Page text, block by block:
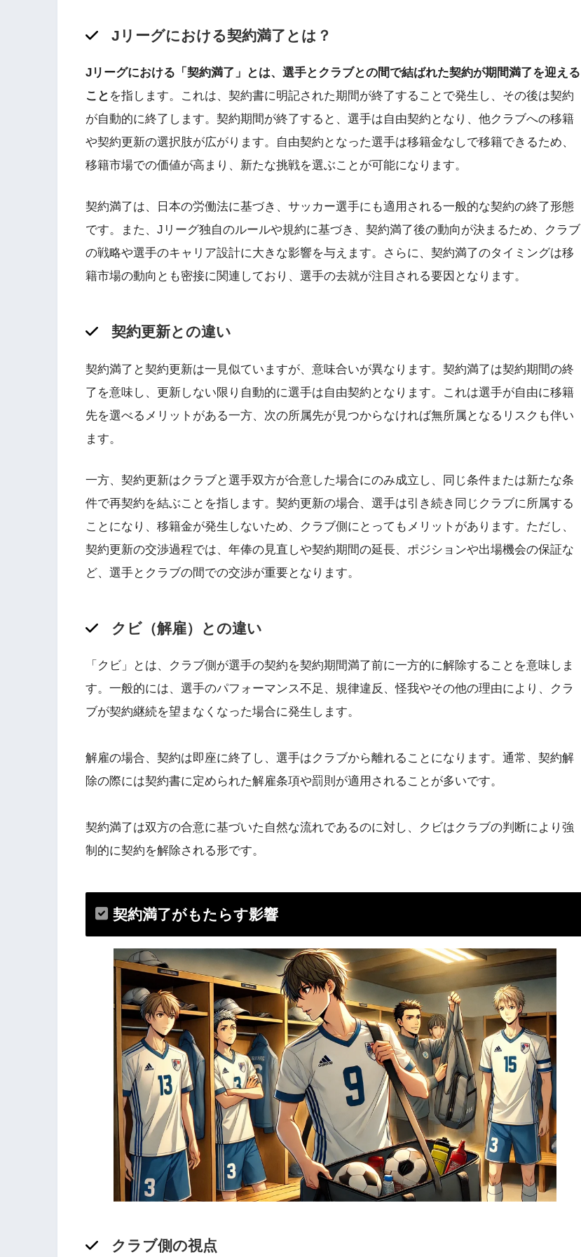
Jリーグにおける契約満了とは？
Jリーグにおける「契約満了」とは、選手とクラブとの間で結ばれた契約が期間満了を迎える
こと を指します。これは、契約書に明記された期間が終了することで発生し、その後は契約
が自動的に終了します。契約期間が終了すると、選手は自由契約となり、他クラブへの移籍
や契約更新の選択肢が広がります。自由契約となった選手は移籍金なしで移籍できるため、
移籍市場での価値が高まり、新たな挑戦を選ぶことが可能になります。
契約満了は、日本の労働法に基づき、サッカー選手にも適用される一般的な契約の終了形態
です。また、Jリーグ独自のルールや規約に基づき、契約満了後の動向が決まるため、クラブ
の戦略や選手のキャリア設計に大きな影響を与えます。さらに、契約満了のタイミングは移
籍市場の動向とも密接に関連しており、選手の去就が注目される要因となります。
契約更新との違い
契約満了と契約更新は一見似ていますが、意味合いが異なります。契約満了は契約期間の終
了を意味し、更新しない限り自動的に選手は自由契約となります。これは選手が自由に移籍
先を選べるメリットがある一方、次の所属先が見つからなければ無所属となるリスクも伴い
ます。
一方、契約更新はクラブと選手双方が合意した場合にのみ成立し、同じ条件または新たな条
件で再契約を結ぶことを指します。契約更新の場合、選手は引き続き同じクラブに所属する
ことになり、移籍金が発生しないため、クラブ側にとってもメリットがあります。ただし、
契約更新の交渉過程では、年俸の見直しや契約期間の延長、ポジションや出場機会の保証な
ど、選手とクラブの間での交渉が重要となります。
クビ（解雇）との違い
「クビ」とは、クラブ側が選手の契約を契約期間満了前に一方的に解除することを意味しま
す。一般的には、選手のパフォーマンス不足、規律違反、怪我やその他の理由により、クラ
ブが契約継続を望まなくなった場合に発生します。
解雇の場合、契約は即座に終了し、選手はクラブから離れることになります。通常、契約解
除の際には契約書に定められた解雇条項や罰則が適用されることが多いです。
契約満了は双方の合意に基づいた自然な流れであるのに対し、クビはクラブの判断により強
制的に契約を解除される形です。
契約満了がもたらす影響
クラブ側の視点